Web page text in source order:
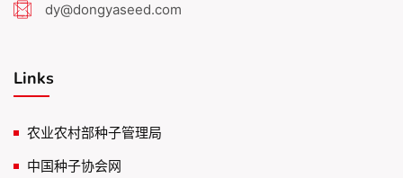
dy@dongyaseed.com
Links
农业农村部种子管理局
中国种子协会网